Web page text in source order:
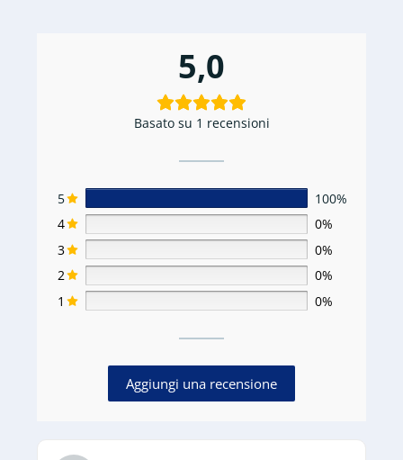
5,0
Basato su 1 recensioni
5
100%
4
0%
3
0%
2
0%
1
0%
Aggiungi una recensione